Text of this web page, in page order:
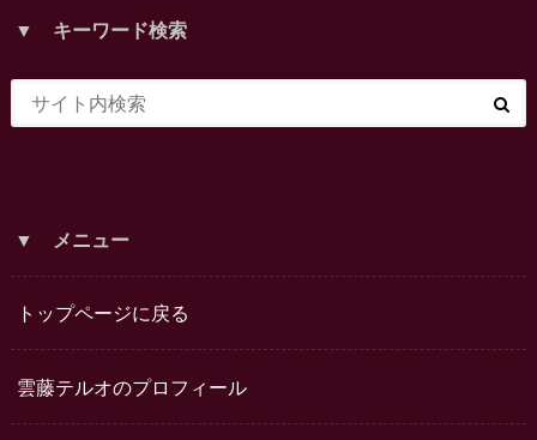
▼ キーワード検索
▼ メニュー
トップページに戻る
雲藤テルオのプロフィール